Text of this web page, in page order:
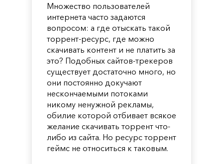
Множество пользователей
интернета часто задаются
вопросом: а где отыскать такой
торрент-ресурс, где можно
скачивать контент и не платить за
это? Подобных сайтов-трекеров
существует достаточно много, но
они постоянно докучают
нескончаемыми потоками
никому ненужной рекламы,
обилие которой отбивает всякое
желание скачивать торрент что-
либо из сайта. Но ресурс торрент
геймс не относиться к таковым.